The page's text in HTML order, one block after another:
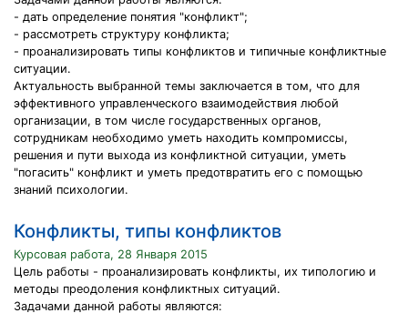
- дать определение понятия "конфликт";
- рассмотреть структуру конфликта;
- проанализировать типы конфликтов и типичные конфликтные
ситуации.
Актуальность выбранной темы заключается в том, что для
эффективного управленческого взаимодействия любой
организации, в том числе государственных органов,
сотрудникам необходимо уметь находить компромиссы,
решения и пути выхода из конфликтной ситуации, уметь
"погасить" конфликт и уметь предотвратить его с помощью
знаний психологии.
Конфликты, типы конфликтов
Курсовая работа, 28 Января 2015
Цель работы - проанализировать конфликты, их типологию и
методы преодоления конфликтных ситуаций.
Задачами данной работы являются: